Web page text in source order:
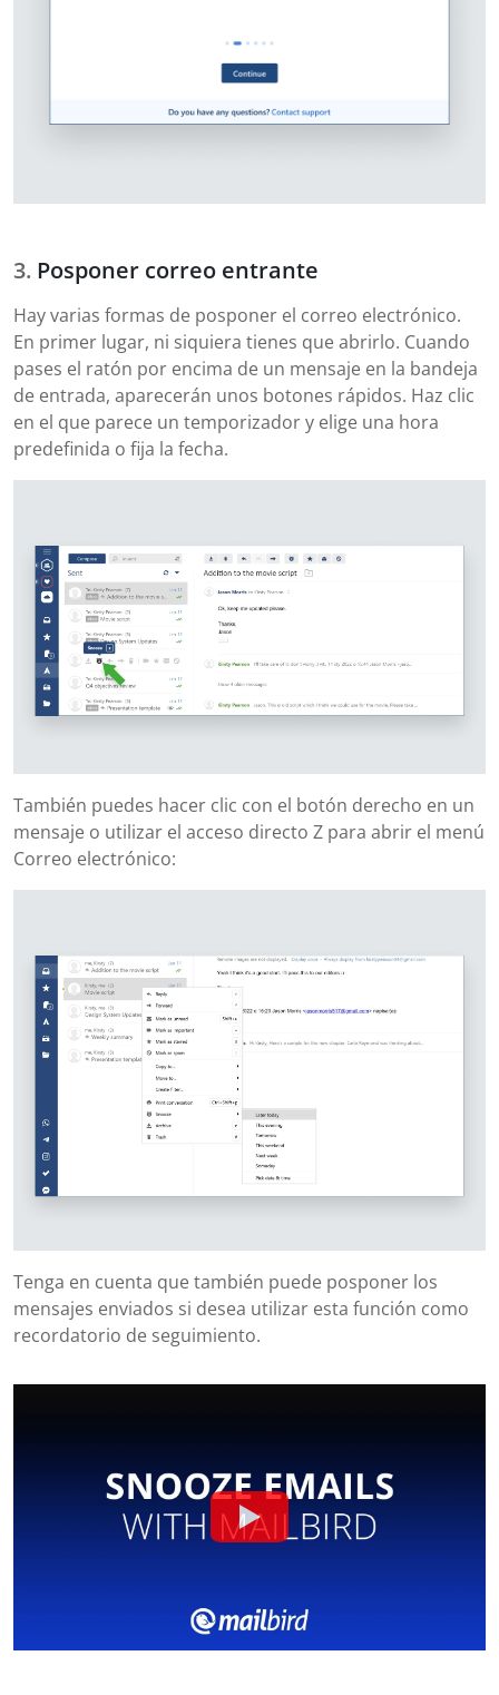
Posponer correo entrante
Hay varias formas de posponer el correo electrónico.
En primer lugar, ni siquiera tienes que abrirlo. Cuando
pases el ratón por encima de un mensaje en la bandeja
de entrada, aparecerán unos botones rápidos. Haz clic
en el que parece un temporizador y elige una hora
predefinida o fija la fecha.
También puedes hacer clic con el botón derecho en un
mensaje o utilizar el acceso directo Z para abrir el menú
Correo electrónico:
Tenga en cuenta que también puede posponer los
mensajes enviados si desea utilizar esta función como
recordatorio de seguimiento.